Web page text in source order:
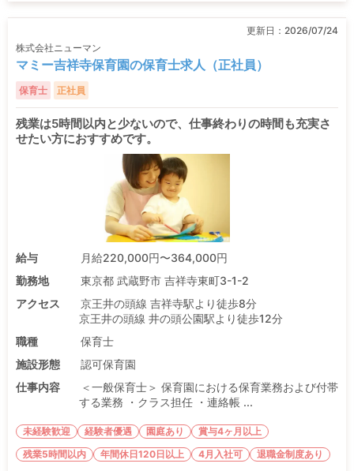
更新日： 2026/07/24
株式会社ニューマン
マミー吉祥寺保育園の保育士求人（正社員）
保育士 正社員
残業は5時間以内と少ないので、仕事終わりの時間も充実さ
せたい方におすすめです。
給与
月給220,000円〜364,000円
勤務地
東京都 武蔵野市 吉祥寺東町3-1-2
アクセス
京王井の頭線 吉祥寺駅より徒歩8分
京王井の頭線 井の頭公園駅より徒歩12分
職種
保育士
施設形態
認可保育園
仕事内容
＜一般保育士＞ 保育園における保育業務および付帯
する業務 ・クラス担任 ・連絡帳 ...
未経験歓迎 経験者優遇 園庭あり
賞与4ヶ月以上
残業5時間以内
年間休日120日以上 4月入社可 退職金制度あり